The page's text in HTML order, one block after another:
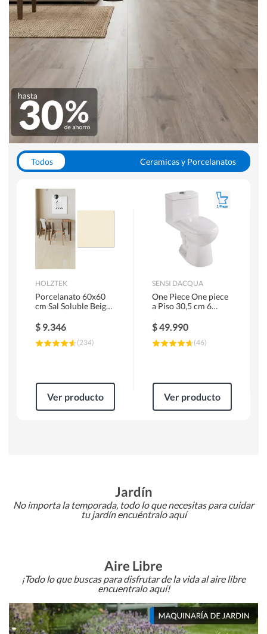
Todos
Ceramicas y Porcelanatos
WC y Sanitarios
Pisos Flotantes y Laminados
Pinturas
HOLZTEK
Porcelanato 60x60
cm Sal Soluble Beige
$ 9.346
(234)
Ver producto
SENSI DACQUA
One Piece One piece
a Piso 30,5 cm 6
$49.990
(46)
Ver producto
Jardín
No importa la temporada, todo lo que necesitas para cuidar
tu jardín encuéntralo aquí
Aire Libre
¡Todo lo que buscas para disfrutar de la vida al aire libre
encuentralo aquí!